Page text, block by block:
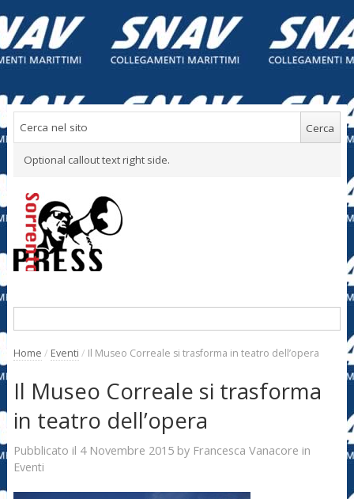
Optional callout text right side.
Home / Eventi / Il Museo Correale si trasforma in teatro dell’opera
Il Museo Correale si trasforma
in teatro dell’opera
Pubblicato il 4 Novembre 2015by Francesca Vanacore in
Eventi